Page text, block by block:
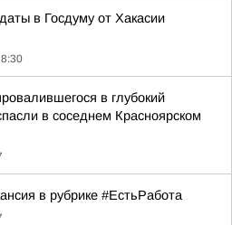
в Госдуму от Хакасии
в глубокий
в соседнем Красноярском
в рубрике #ЕстьРабота